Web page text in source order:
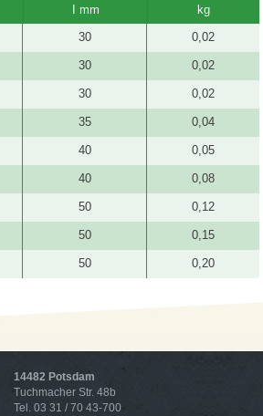
I mm kg
30 0,02
30 0,02
30 0,02
35 0,04
40 0,05
40 0,08
50 0,12
50 0,15
50 0,20
14482 Potsdam
Tuchmacher Str. 48b
Tel. 03 31 / 70 43-700